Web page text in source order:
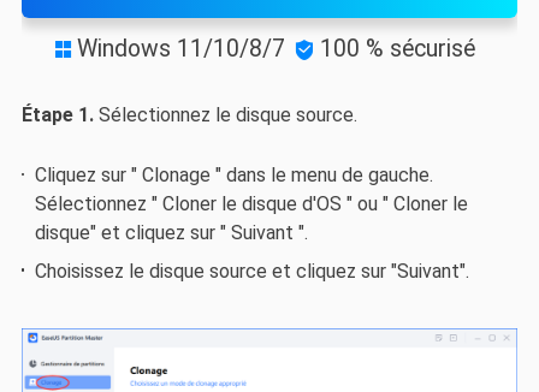
 Windows 11/10/8/7  100 % sécurisé
Étape 1. Sélectionnez le disque source.
Cliquez sur " Clonage " dans le menu de gauche.
Sélectionnez " Cloner le disque d'OS " ou " Cloner le
disque" et cliquez sur " Suivant ".
Choisissez le disque source et cliquez sur "Suivant".